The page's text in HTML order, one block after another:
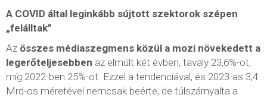
A COVID által leginkább sújtott szektorok szépen
„felálltak”
Az összes médiaszegmens közül a mozi növekedett a
legerőteljesebben az elmúlt két évben, tavaly 23,6%-ot,
míg 2022-ben 25%-ot. Ezzel a tendenciával, és 2023-as 3,4
Mrd-os méretével nemcsak beérte, de túlszárnyalta a